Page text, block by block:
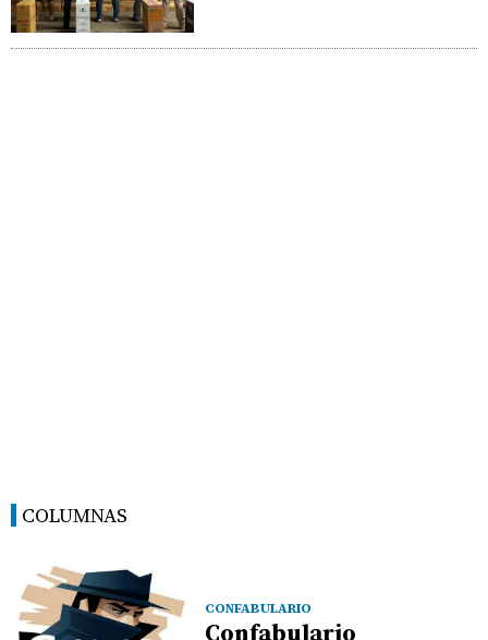
COLUMNAS
CONFABULARIO
Confabulario